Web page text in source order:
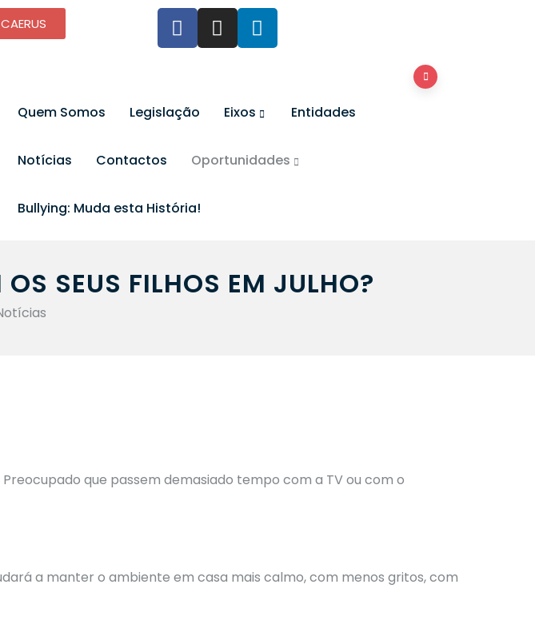
Quem Somos Legislação Eixos Entidades
Notícias Contactos Oportunidades
Bullying: Muda esta História!
SEUS FILHOS EM JULHO?
que passem demasiado tempo com a TV ou com o
a manter o ambiente em casa mais calmo, com menos gritos, com